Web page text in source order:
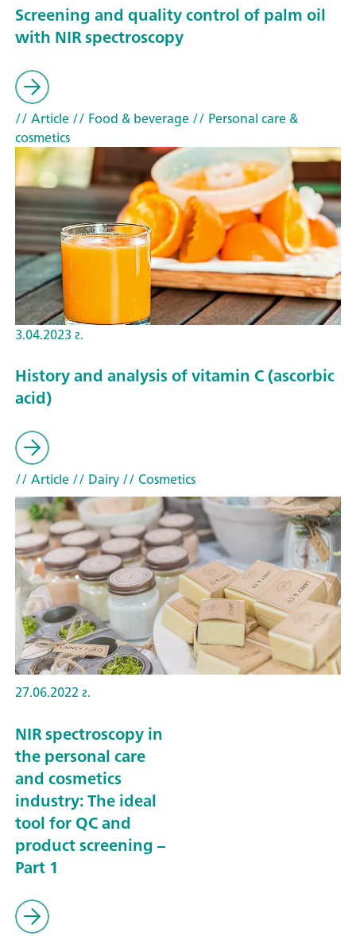
Screening and quality control of palm oil
with NIR spectroscopy
// Article// Food & beverage// Personal care &
cosmetics
3.04.2023 г.
History and analysis of vitamin C (ascorbic
acid)
// Article// Dairy// Cosmetics
27.06.2022 г.
NIR spectroscopy in
the personal care
and cosmetics
industry: The ideal
tool for QC and
product screening –
Part 1